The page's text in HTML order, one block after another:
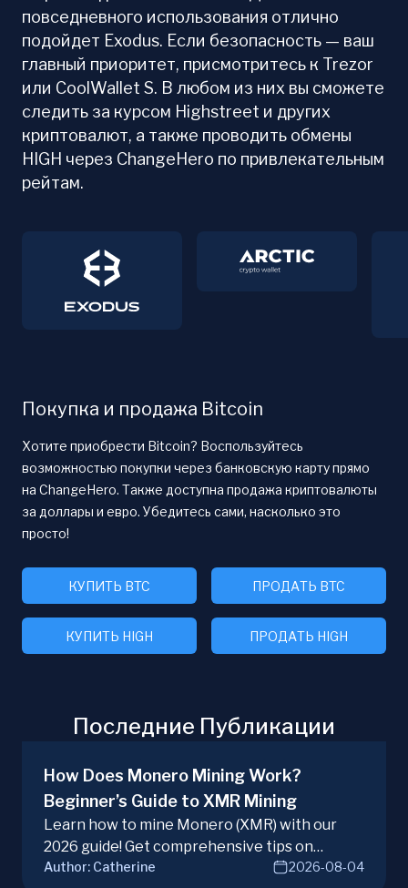
повседневного использования отлично
подойдет Exodus. Если безопасность — ваш
главный приоритет, присмотритесь к Trezor
или CoolWallet S. В любом из них вы сможете
следить за курсом Highstreet и других
криптовалют, а также проводить обмены
HIGH через ChangeHero по привлекательным
рейтам.
Покупка и продажа Bitcoin
Хотите приобрести Bitcoin? Воспользуйтесь
возможностью покупки через банковскую карту прямо
на ChangeHero. Также доступна продажа криптовалюты
за доллары и евро. Убедитесь сами, насколько это
просто!
КУПИТЬ BTC ПРОДАТЬ BTC
КУПИТЬ HIGH ПРОДАТЬ HIGH
Последние Публикации
How Does Monero Mining Work?
Beginner’s Guide to XMR Mining
Learn how to mine Monero (XMR) with our
2026 guide! Get comprehensive tips on
hardware, software, and techniques for
Author: Catherine 2026-08-04